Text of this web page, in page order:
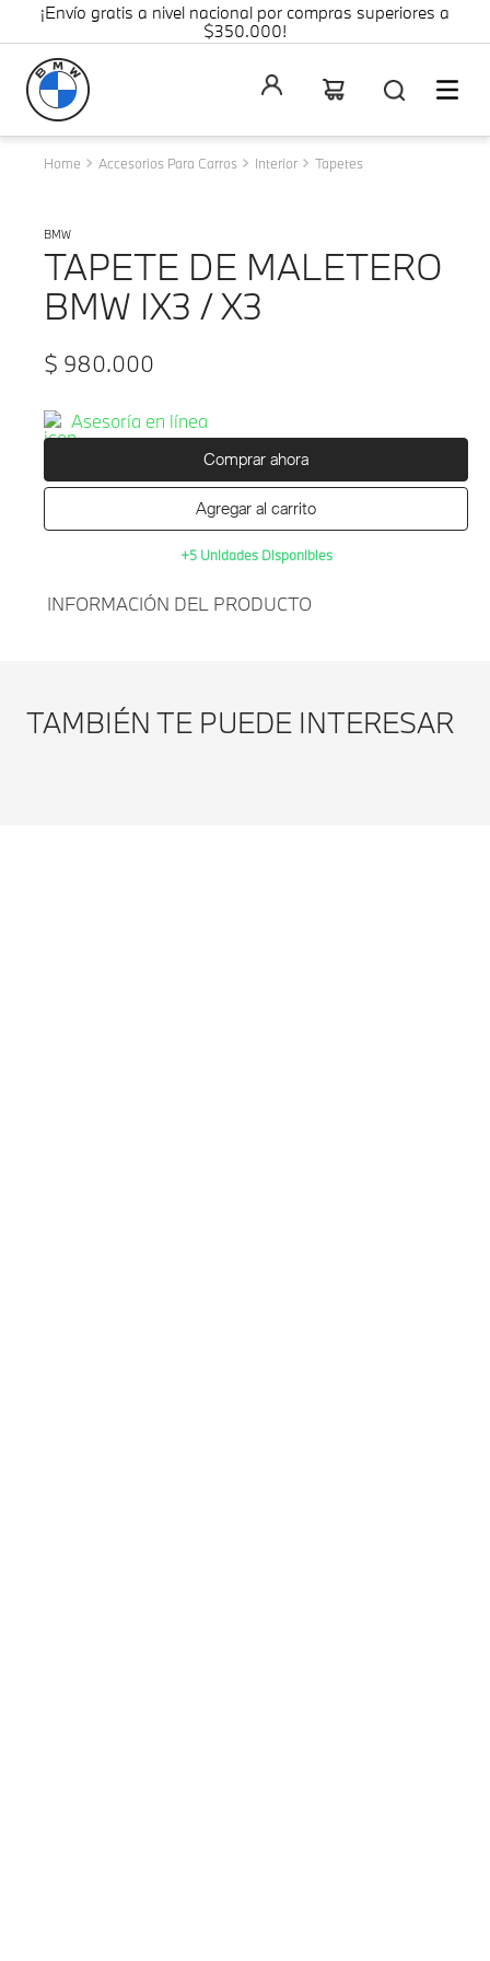
¡Envío gratis a nivel nacional por compras superiores a
$350.000!
Accesorios Para Carros Interior Tapetes
BMW
TAPETE DE MALETERO
BMW IX3 / X3
$ 980.000
Asesoría en línea
Comprar ahora
Agregar al carrito
+5 Unidades Disponibles
INFORMACIÓN DEL PRODUCTO
BMW X3 G01/F97-NEGRO
TAMBIÉN TE PUEDE INTERESAR